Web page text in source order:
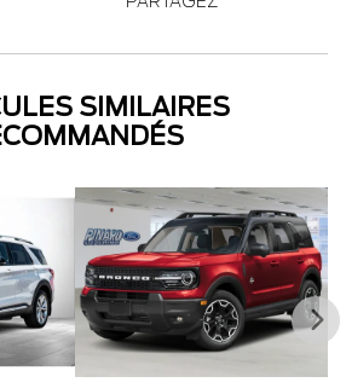
SIMILAIRES